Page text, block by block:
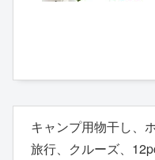
キャンプ用物干し、
旅行、クルーズ、